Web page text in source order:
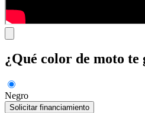
¿Qué color de moto
Negro
Solicitar financiamiento